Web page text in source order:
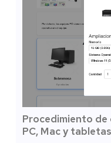
Procedimiento
PC, Mac y